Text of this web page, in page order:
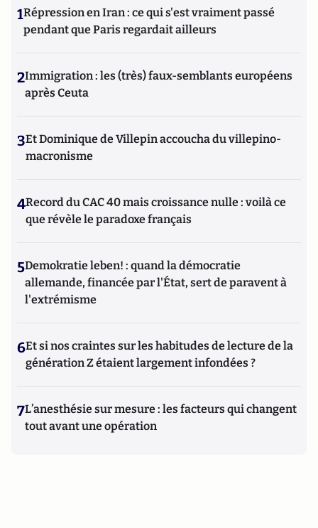
1Répression en Iran : ce qui s'est vraiment passé
pendant que Paris regardait ailleurs
2Immigration : les (très) faux-semblants européens
après Ceuta
3Et Dominique de Villepin accoucha du villepino-
macronisme
4Record du CAC 40 mais croissance nulle : voilà ce
que révèle le paradoxe français
5Demokratie leben! : quand la démocratie
allemande, financée par l'État, sert de paravent à
l'extrémisme
6Et si nos craintes sur les habitudes de lecture de la
génération Z étaient largement infondées ?
7L’anesthésie sur mesure : les facteurs qui changent
tout avant une opération